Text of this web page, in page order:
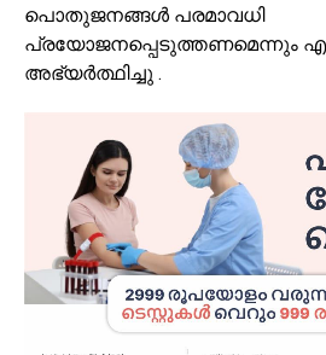
പൊതുജനങ്ങൾ പരമാവധി
പ്രയോജനപ്പെടുത്തണമെന്നും
അഭ്യർത്ഥിച്ചു .